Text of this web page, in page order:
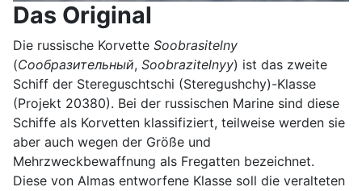
Das Original
Die russische Korvette Soobrasitelny
(Сообразительный, Soobrazitelnyy) ist das zweite
Schiff der Stereguschtschi (Steregushchy)-Klasse
(Projekt 20380). Bei der russischen Marine sind diese
Schiffe als Korvetten klassifiziert, teilweise werden sie
aber auch wegen der Größe und
Mehrzweckbewaffnung als Fregatten bezeichnet.
Diese von Almas entworfene Klasse soll die veralteten